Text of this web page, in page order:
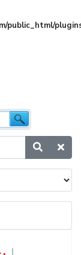
public_html/